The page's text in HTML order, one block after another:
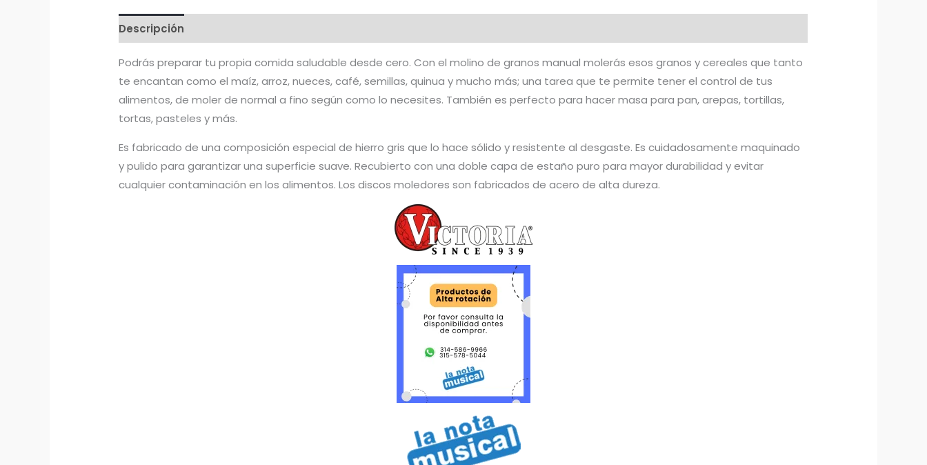
de
Victoria
cantidad
Descripción
Podrás preparar tu propia comida saludable desde cero. Con el molino de granos manual molerás esos granos y cereales que tanto
te encantan como el maíz, arroz, nueces, café, semillas, quinua y mucho más; una tarea que te permite tener el control de tus
alimentos, de moler de normal a fino según como lo necesites. También es perfecto para hacer masa para pan, arepas, tortillas,
tortas, pasteles y más.
Es fabricado de una composición especial de hierro gris que lo hace sólido y resistente al desgaste. Es cuidadosamente maquinado
y pulido para garantizar una superficie suave. Recubierto con una doble capa de estaño puro para mayor durabilidad y evitar
cualquier contaminación en los alimentos. Los discos moledores son fabricados de acero de alta dureza.